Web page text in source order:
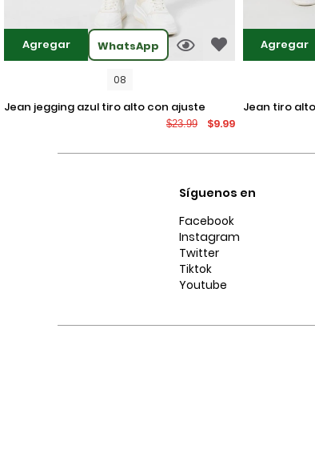
Agregar WhatsApp
08
jean jegging azul tiro alto con ajuste
$23.99 $9.99
Agregar
jean tiro alto push up azul claro con
Síguenos en
Facebook
Instagram
Twitter
Tiktok
Youtube